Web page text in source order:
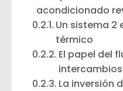
acondicionado
Un sistema 2
térmico
El papel del
La inversión